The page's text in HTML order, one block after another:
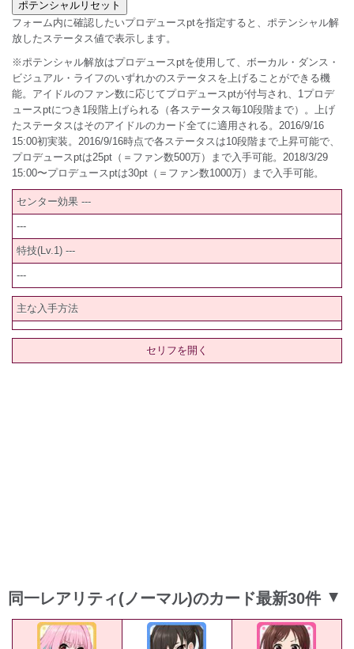
フォーム内に確認したいプロデュースptを指定すると、ポテンシャル解
放したステータス値で表示します。
※ポテンシャル解放はプロデュースptを使用して、ボーカル・ダンス・
ビジュアル・ライフのいずれかのステータスを上げることができる機
能。アイドルのファン数に応じてプロデュースptが付与され、1プロデ
ュースptにつき1段階上げられる（各ステータス毎10段階まで）。上げ
たステータスはそのアイドルのカード全てに適用される。2016/9/16
15:00初実装。2016/9/16時点で各ステータスは10段階まで上昇可能で、
プロデュースptは25pt（＝ファン数500万）まで入手可能。2018/3/29
15:00〜プロデュースptは30pt（＝ファン数1000万）まで入手可能。
センター効果 ---
---
特技(Lv.1) ---
---
主な入手方法
セリフを開く
同一レアリティ(ノーマル)のカード最新30件 ▲